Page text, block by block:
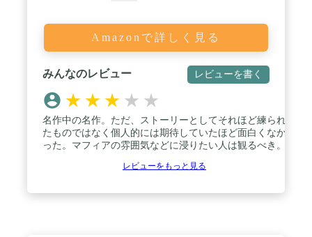
Amazonで詳しく見る
みんなのレビュー レビューを書く
★ ★ ★ ★ ★
名作中の名作。ただ、ストーリーとしてそれほど練られ
たものではなく個人的には期待していたほど面白くなか
った。マフィアの雰囲気などに浸りたい人は観るべき。
レビューをもっと見る